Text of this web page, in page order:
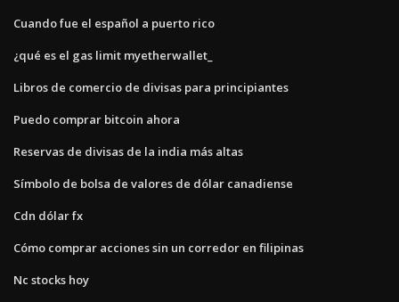
Cuando fue el español a puerto rico
¿qué es el gas limit myetherwallet_
Libros de comercio de divisas para principiantes
Puedo comprar bitcoin ahora
Reservas de divisas de la india más altas
Símbolo de bolsa de valores de dólar canadiense
Cdn dólar fx
Cómo comprar acciones sin un corredor en filipinas
Nc stocks hoy